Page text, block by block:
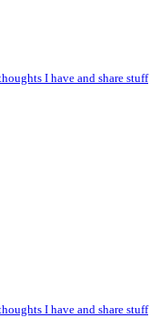
I have and share stuff
I have and share stuff